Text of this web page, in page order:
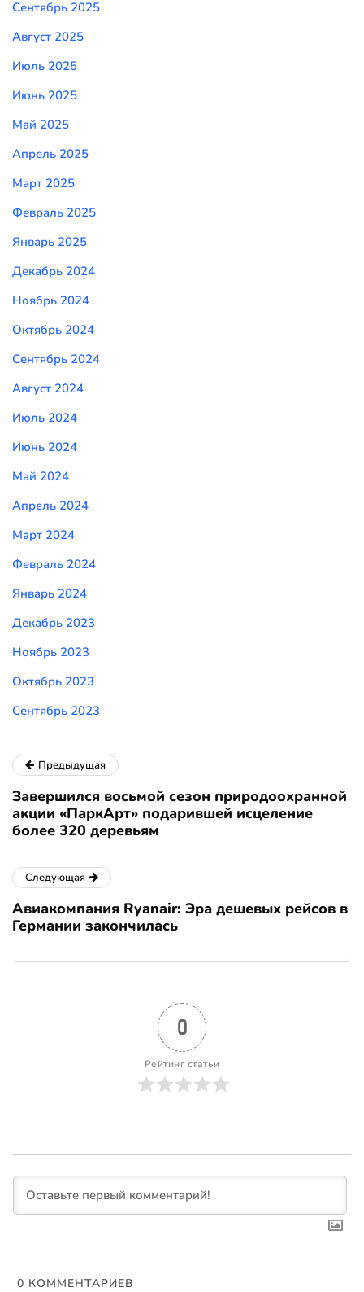
Сентябрь 2025
Август 2025
Июль 2025
Июнь 2025
Май 2025
Апрель 2025
Март 2025
Февраль 2025
Январь 2025
Декабрь 2024
Ноябрь 2024
Октябрь 2024
Сентябрь 2024
Август 2024
Июль 2024
Июнь 2024
Май 2024
Апрель 2024
Март 2024
Февраль 2024
Январь 2024
Декабрь 2023
Ноябрь 2023
Октябрь 2023
Сентябрь 2023
Предыдущая
Завершился восьмой сезон природоохранной
акции «ПаркАрт» подарившей исцеление
более 320 деревьям
Следующая
Авиакомпания Ryanair: Эра дешевых рейсов в
Германии закончилась
0
Рейтинг статьи
0 КОММЕНТАРИЕВ